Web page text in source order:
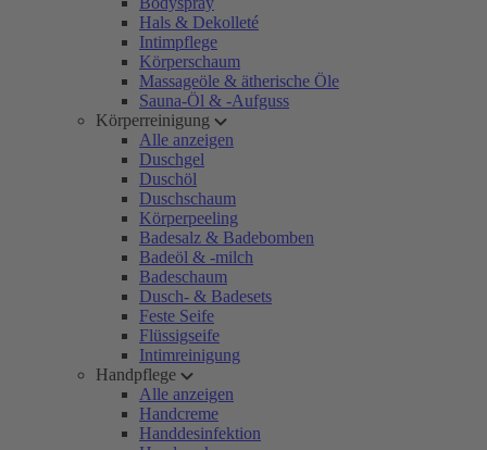
Hals & Dekolleté
Intimpflege
Körperschaum
Massageöle & ätherische Öle
Sauna-Öl & -Aufguss
Körperreinigung
Alle anzeigen
Duschgel
Duschöl
Duschschaum
Körperpeeling
Badesalz & Badebomben
Badeöl & -milch
Badeschaum
Dusch- & Badesets
Feste Seife
Flüssigseife
Intimreinigung
Handpflege
Alle anzeigen
Handcreme
Handdesinfektion